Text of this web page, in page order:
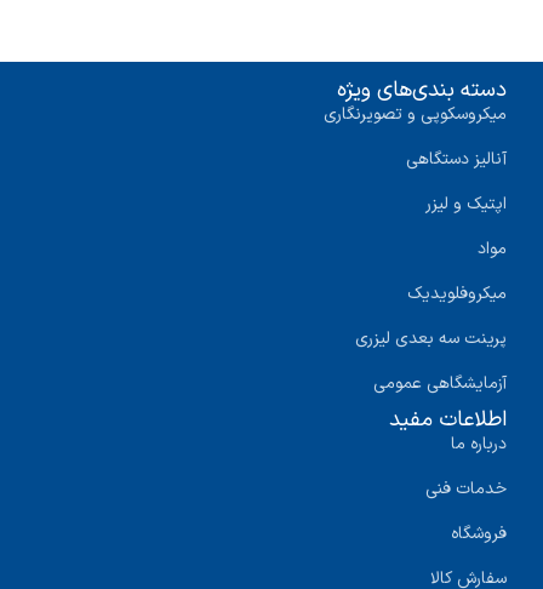
دسته بندی‌های ویژه
میکروسکوپی و تصویرنگاری
آنالیز دستگاهی
اپتیک و لیزر
مواد
میکروفلویدیک
پرینت سه‌ بعدی لیزری
آزمایشگاهی عمومی
اطلاعات مفید
درباره ما
خدمات فنی
فروشگاه
سفارش کالا